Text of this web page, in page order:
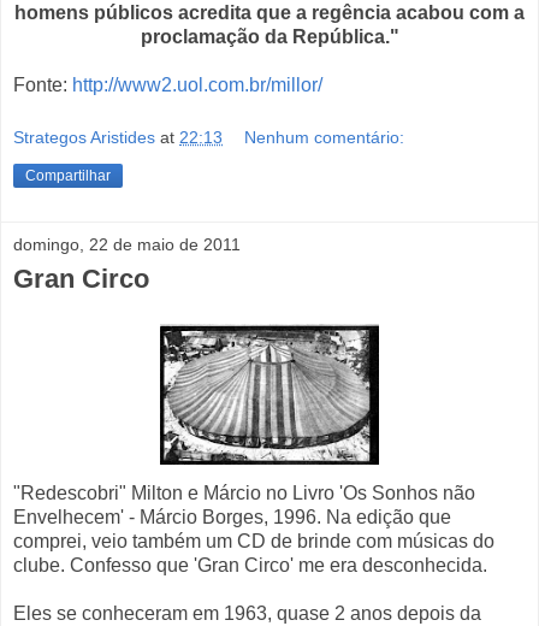
homens públicos acredita que a regência acabou com a
proclamação da República."
Fonte: http://www2.uol.com.br/millor/
Strategos Aristides at 22:13 Nenhum comentário:
Compartilhar
domingo, 22 de maio de 2011
Gran Circo
"Redescobri" Milton e Márcio no Livro 'Os Sonhos não
Envelhecem' - Márcio Borges, 1996. Na edição que
comprei, veio também um CD de brinde com músicas do
clube. Confesso que 'Gran Circo' me era desconhecida.
Eles se conheceram em 1963, quase 2 anos depois da